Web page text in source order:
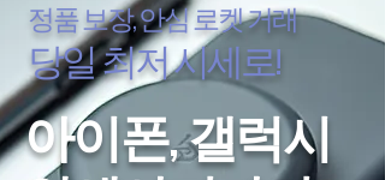
정품 보장, 안심 로켓 거래
​당일 최저 시세로!
아이폰, 갤럭시